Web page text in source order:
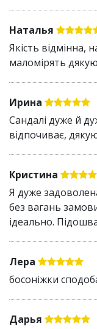
матеріалу
Зносостійка
Наталья
Якість відмінна,
маломірять
Ирина
Сандалі дуже й
відпочиває,
Кристина
Я дуже
без вагань
ідеально.
Лера
босоніжки
Дарья